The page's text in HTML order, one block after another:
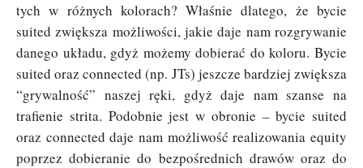
tych w różnych kolorach? Właśnie dlatego, że bycie
suited zwiększa możliwości, jakie daje nam rozgrywanie
danego układu, gdyż możemy dobierać do koloru. Bycie
suited oraz connected (np. JTs) jeszcze bardziej zwiększa
“grywalność” naszej ręki, gdyż daje nam szanse na
trafienie strita. Podobnie jest w obronie – bycie suited
oraz connected daje nam możliwość realizowania equity
poprzez dobieranie do bezpośrednich drawów oraz do